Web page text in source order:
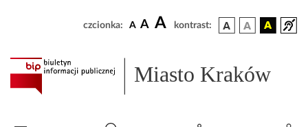
czcionka: A A A kontrast:
Miasto Kraków